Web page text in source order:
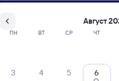
поездов
Август
ПН ВТ СР ЧТ
3 4 5 6